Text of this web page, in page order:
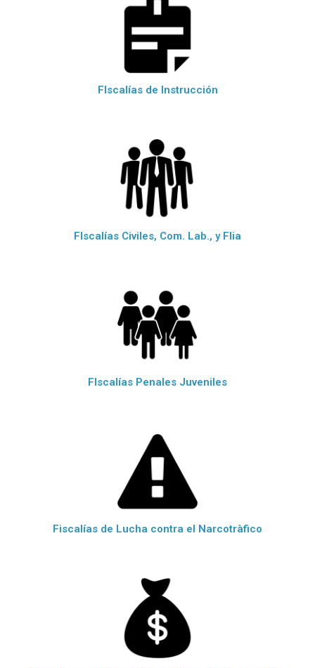
FIscalías de Instrucción
FIscalías Civiles, Com. Lab., y Flia
FIscalías Penales Juveniles
Fiscalías de Lucha contra el Narcotràfico